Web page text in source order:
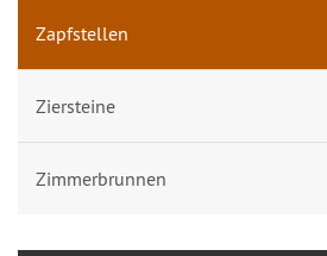
Zapfstellen
Ziersteine
Zimmerbrunnen